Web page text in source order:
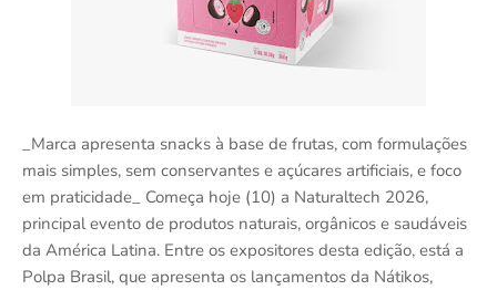
_Marca apresenta snacks à base de frutas, com formulações
mais simples, sem conservantes e açúcares artificiais, e foco
em praticidade_ Começa hoje (10) a Naturaltech 2026,
principal evento de produtos naturais, orgânicos e saudáveis
da América Latina. Entre os expositores desta edição, está a
Polpa Brasil, que apresenta os lançamentos da Nátikos,